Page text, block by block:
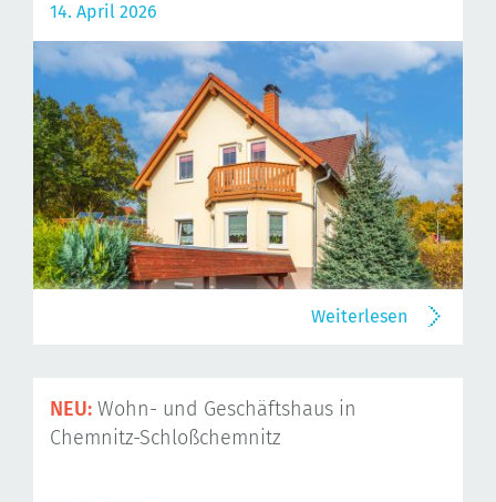
14. April 2026
Weiterlesen
NEU: Wohn- und Geschäftshaus in
Chemnitz-Schloßchemnitz